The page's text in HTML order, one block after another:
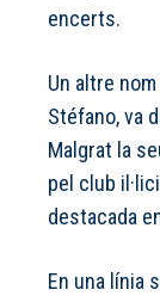
encerts.
Un altre
Stéfano, va
Malgrat la
pel club
destacada
En una línia